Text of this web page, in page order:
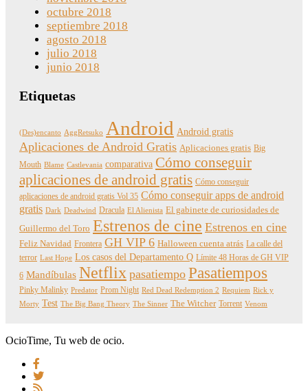
octubre 2018
septiembre 2018
agosto 2018
julio 2018
junio 2018
Etiquetas
(Des)encanto AggRetsuko Android Android gratis
Aplicaciones de Android Gratis Aplicaciones gratis Big
Mouth Blame Castlevania comparativa Cómo conseguir
aplicaciones de android gratis Cómo conseguir
aplicaciones de android gratis Vol 35 Cómo conseguir apps de android
gratis Dark Deadwind Dracula El Alienista El gabinete de curiosidades de
Guillermo del Toro Estrenos de cine Estrenos en cine
Feliz Navidad Frontera GH VIP 6 Halloween cuenta atrás La calle del
terror Last Hope Los casos del Departamento Q Límite 48 Horas de GH VIP
6 Mandíbulas Netflix pasatiempo Pasatiempos
Pinky Malinky Predator Prom Night Red Dead Redemption 2 Requiem Rick y
Morty Test The Big Bang Theory The Sinner The Witcher Torrent Venom
OcioTime, Tu web de ocio.